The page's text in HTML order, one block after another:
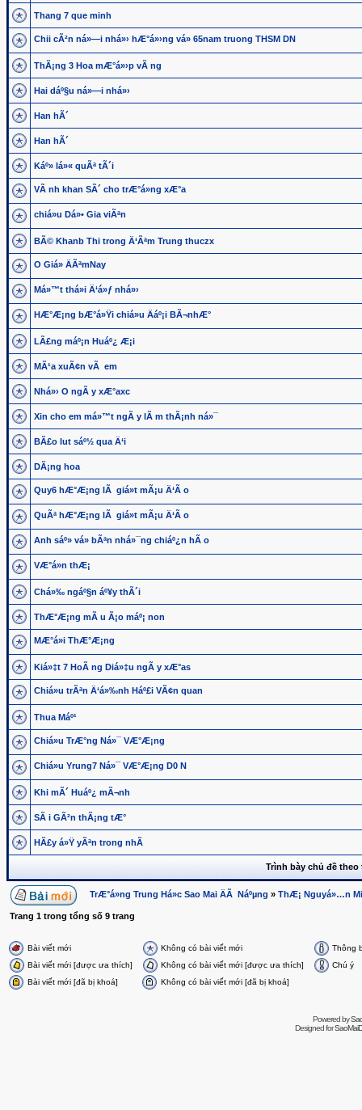
Thang 7 que minh
Chii cÃ²n ná»—i nhá»› hÆ°á»›ng vá» 65nam truong THSM DN
ThÃ¡ng 3 Hoa mÆ°á»›p vÃ ng
Hai dáº§u ná»—i nhá»›
Han hÃ´
Han hÃ´
Káº» lá»« quÃª tÃ´i
VÃ nh khan SÃ´ cho trÆ°á»ng xÆ°a
chiá»u Dá»• Gia viÃªn
BÃ© Khanb Thi trong Ä‘Ãªm Trung thuczx
O Giá» ÄÃªmNay
Má»™t thá»i Ä‘á»ƒ nhá»›
HÆ°Æ¡ng bÆ°á»Ÿi chiá»u Äáº¡i BÃ¬nhÆ°
LÃ£ng máº¡n Huáº¿ Æ¡i
MÃ¹a xuÃ¢n vÃ em
Nhá»› O ngÃ y xÆ°axc
Xin cho em má»™t ngÃ y lÃ m thÃ¡nh ná»¯
BÃ£o lut sáº½ qua Ä‘i
DÃ¡ng hoa
Quy6 hÆ°Æ¡ng lÃ giá»t mÃ¡u Ä‘Ã o
QuÃª hÆ°Æ¡ng lÃ giá»t mÃ¡u Ä‘Ã o
Anh sáº» vá» bÃªn nhá»¯ng chiáº¿n hÃ o
VÆ°á»n thÆ¡
Chá»‰ ngáº§n áº¥y thÃ´i
ThÆ°Æ¡ng mÃ u Ã¡o máº¡ non
MÆ°á»i ThÆ°Æ¡ng
Kiá»‡t 7 HoÃ ng Diá»‡u ngÃ y xÆ°as
Chiá»u trÃªn Ä‘á»‰nh Háº£i VÃ¢n quan
Thua Máº¹
Chiá»u TrÆ°ng Ná»¯ VÆ°Æ¡ng
Chiá»u Yrung7 Ná»¯ VÆ°Æ¡ng D0 N
Khi mÃ´ Huáº¿ mÃ¬nh
SÃ i GÃ²n thÃ¡ng tÆ°
HÃ£y á»Ÿ yÃªn trong nhÃ
Trình bày chủ đề
TrÆ°á»ng Trung Há»c Sao Mai ÄÃ Náºµng » ThÆ¡ Nguyá»…n
Trang 1 trong tổng số 9 trang
Bài viết mới Không có bài viết mới
Thông
Bài viết mới [được ưa thích]
Không có bài viết mới [được ưa thích]
Chú ý
Bài viết mới [đã bị khoá]
Không có bài viết mới [đã bị khoá]
Powered by
Designed for